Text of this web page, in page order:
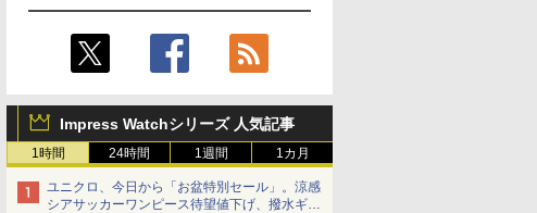
Impress Watchシリーズ 人気記事
1時間 24時間 1週間 1カ月
ユニクロ、今日から「お盆特別セール」。涼感
シアサッカーワンピース待望値下げ、撥水ギア